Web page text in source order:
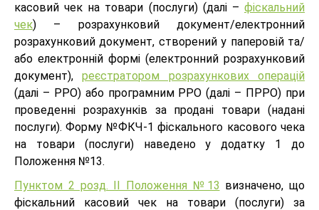
касовий чек на товари (послуги) (далі – фіскальний
чек) – розрахунковий документ/електронний
розрахунковий документ, створений у паперовій та/
або електронній формі (електронний розрахунковий
документ),реєстратором розрахункових операцій
(далі – РРО) або програмним РРО (далі – ПРРО) при
проведенні розрахунків за продані товари (надані
послуги). Форму №ФКЧ-1 фіскального касового чека
на товари (послуги) наведено у додатку 1 до
Положення №13.
Пунктом 2 розд. II Положення №13 визначено, що
фіскальний касовий чек на товари (послуги) за